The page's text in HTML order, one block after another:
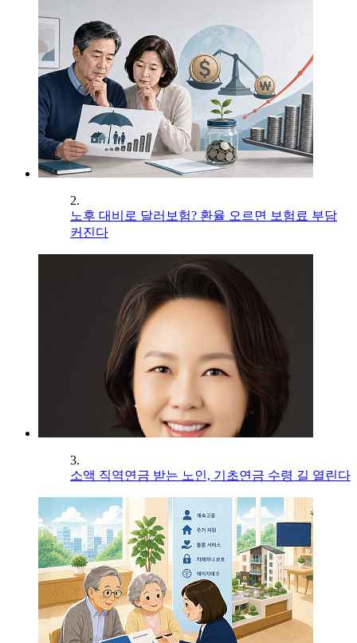
2.
노후 대비로 달러보험? 환율 오르면 보험료 부담
커진다
3.
소액 직역연금 받는 노인, 기초연금 수령 길 열린다